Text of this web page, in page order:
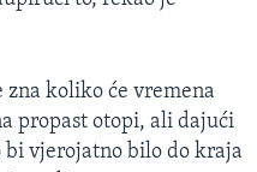
zna koliko će vremena
propast otopi, ali dajući
bi vjerojatno bilo do kraja